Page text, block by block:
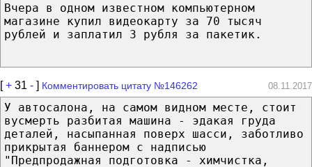
Вчера в одном известном компьютерном
магазине купил видеокарту за 70 тысяч
рублей и заплатил 3 рубля за пакетик.
[+ 31 - ] Комментировать цитату №146262 08.11.2017
У автосалона, на самом видном месте, стоит
вусмерть разбитая машина - эдакая груда
деталей, насыпанная поверх шасси, заботливо
прикрытая баннером с надписью
"Предпродажная подготовка - химчистка,